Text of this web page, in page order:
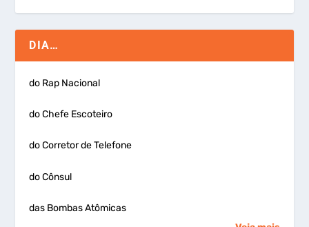
DIA…
do Rap Nacional
do Chefe Escoteiro
do Corretor de Telefone
do Cônsul
das Bombas Atômicas